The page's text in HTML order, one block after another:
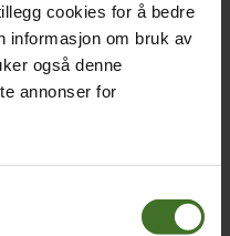
cookies for å bedre
informasjon om bruk av
også denne
annonser for